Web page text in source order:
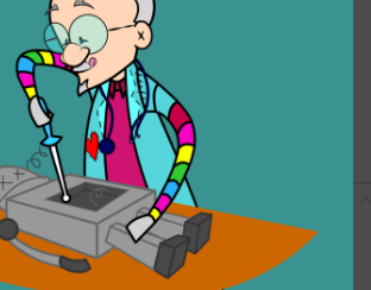
rigenerati, legno, speciali